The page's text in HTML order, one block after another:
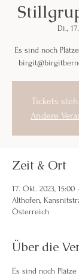
Di.,
Es sind noch
Tickets
Andere
Zeit & Ort
17. Okt. 2023, 15:00
Althofen,
Österreich
Über die
Es sind noch